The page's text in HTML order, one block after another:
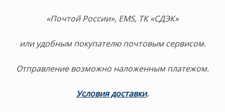
«Почтой России», EMS, ТК «СДЭК»
или удобным покупателю почтовым сервисом.
Отправление возможно наложенным платежом.
Условия доставки.